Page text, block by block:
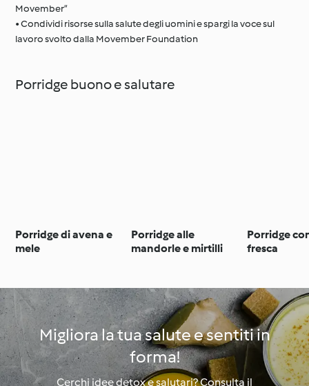
Movember”
• Condividi risorse sulla salute degli uomini e spargi la voce sul
lavoro svolto dalla Movember Foundation
Porridge buono e salutare
Porridge di avena e
mele
Porridge alle
mandorle e mirtilli
Porridge
fresca
Migliora la tua salute e sentiti in
forma!
Cerchi idee detox e salutari? Consulta il